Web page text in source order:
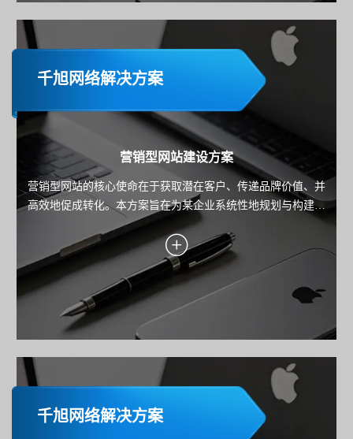
千旭网络解决方案
营销型网站建设方案
营销型网站的核心使命在于获取潜在客户、传递品牌价值、并
高效地促成转化。本方案旨在为某企业系统性地规划与构建一
个以数据驱动、以用户为中心、以转化为导向的高性能营销平
台。方案将深入阐述从目标设定、用户洞察、转化引擎设计到
技术实现与持续优化的全链路策略，确保每一分投入都能带来
可衡量的业务回报。
千旭网络解决方案